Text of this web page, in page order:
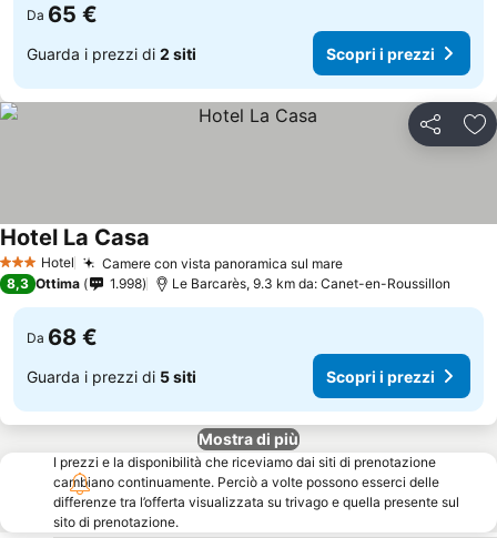
Da 65 €
Guarda i prezzi di 2 siti Scopri i prezzi
Condividi
3 StelleHotel Camere con vista panoramica sul mare
Hotel La Casa
8,3 Ottima 1.998 Le Barcarès, 9.3 km da: Canet-en-Roussillon
Da 68 €
Guarda i prezzi di 5 siti Scopri i prezzi
Mostra di più
I prezzi e la disponibilità che riceviamo dai siti di prenotazione
cambiano continuamente. Perciò a volte possono esserci delle
differenze tra l’offerta visualizzata su trivago e quella presente sul
sito di prenotazione.